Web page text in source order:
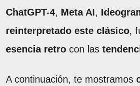
ChatGPT-4, Meta AI,
reinterpretado este clásico,
esencia retro con las
A continuación, te mostramos